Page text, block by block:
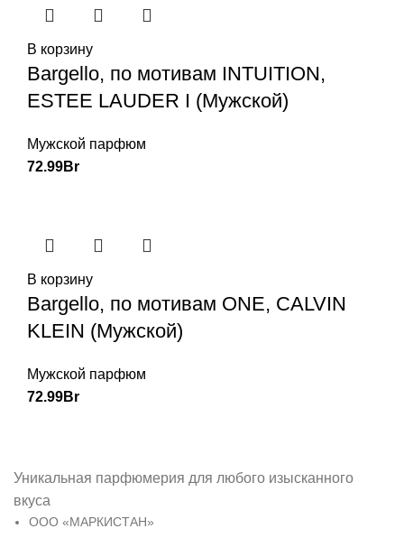
В корзину
Bargello, по мотивам INTUITION,
ESTEE LAUDER I (Мужской)
Мужской парфюм
72.99Br
В корзину
Bargello, по мотивам ONE, CALVIN
KLEIN (Мужской)
Мужской парфюм
72.99Br
Уникальная парфюмерия для любого изысканного
вкуса
ООО «МАРКИСТАН»